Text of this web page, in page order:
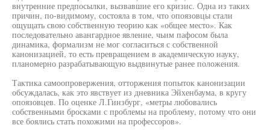
внутренние предпосылки, вызвавшие его кризис. Одна из таких
причин, по-видимому, состояла в том, что опоязовцы стали
ощущать свою собственную теорию как «общее место». Как
последовательно авангардное явление, чьим пафосом была
динамика, формализм не мог согласиться с собственной
канонизацией, то есть превращением в академическую науку,
планомерно разрабатывающую выдвинутые ранее положения.
Тактика самоопровержения, отторжения попыток канонизации
обсуждалась, как это явствует из дневника Эйхенбаума, в кругу
опоязовцев. По оценке Л.Гинзбург, «метры любовались
собственными бросками с проблемы на проблему, потому что они
все боялись стать похожими на профессоров».